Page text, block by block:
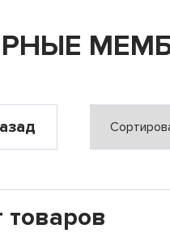
товаров